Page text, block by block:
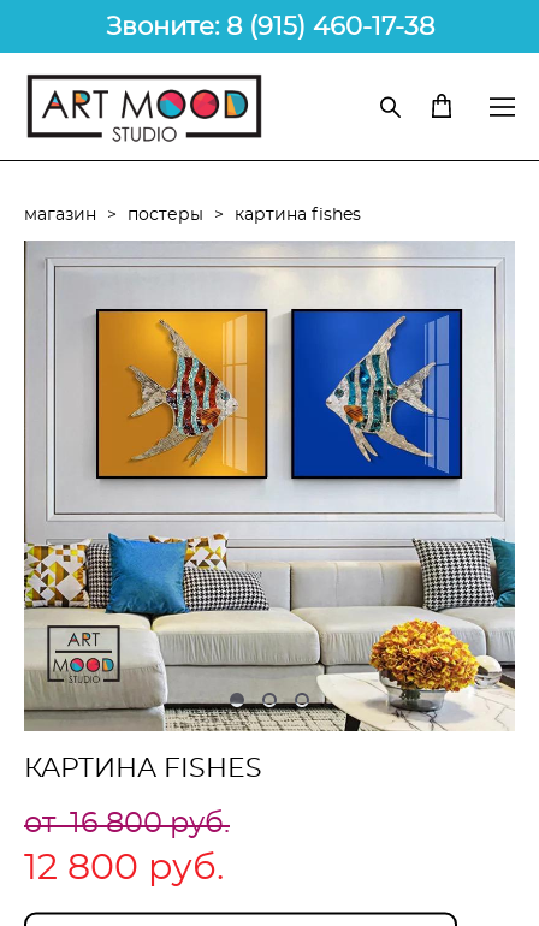
Звоните: 8 (915) 460-17-38
магазин > постеры > картина fishes
КАРТИНА FISHES
от 16 800 pуб.
12 800 pуб.